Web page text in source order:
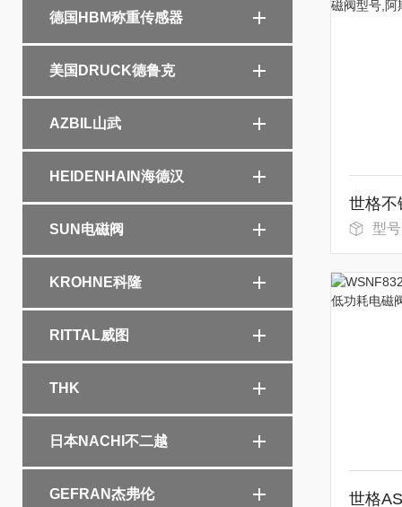
德国HBM称重传感器
美国DRUCK德鲁克
AZBIL山武
HEIDENHAIN海德汉
SUN电磁阀
KROHNE科隆
RITTAL威图
THK
日本NACHI不二越
GEFRAN杰弗伦
型号